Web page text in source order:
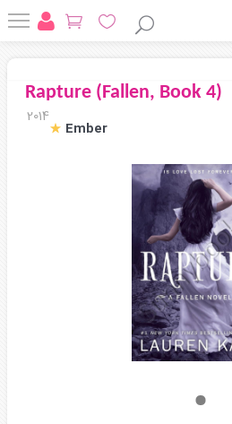
Rapture (Fallen, Book 4)
2014
Ember